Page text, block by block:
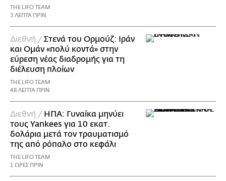
THE LIFO TEAM
3 ΛΕΠΤΑ ΠΡΙΝ
Διεθνή / Στενά του Ορμούζ: Ιράν
και Ομάν «πολύ κοντά» στην
εύρεση νέας διαδρομής για τη
διέλευση πλοίων
THE LIFO TEAM
48 ΛΕΠΤΑ ΠΡΙΝ
Διεθνή / ΗΠΑ: Γυναίκα μηνύει
τους Yankees για 10 εκατ.
δολάρια μετά τον τραυματισμό
της από ρόπαλο στο κεφάλι
THE LIFO TEAM
1 ΩΡΕΣ ΠΡΙΝ